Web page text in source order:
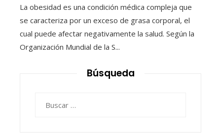
La obesidad es una condición médica compleja que
se caracteriza por un exceso de grasa corporal, el
cual puede afectar negativamente la salud. Según la
Organización Mundial de la S...
Búsqueda